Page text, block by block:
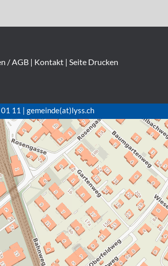
/ AGB| Kontakt| Seite Drucken
11 | gemeinde(at)lyss.ch